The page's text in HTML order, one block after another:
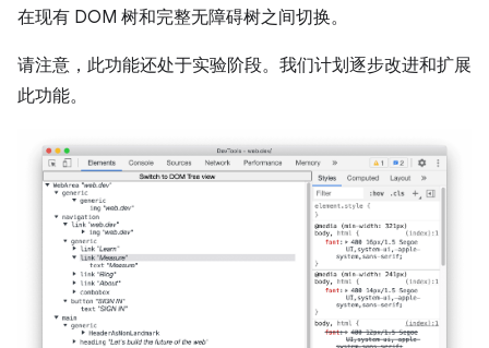
在现有 DOM 树和完整无障碍树之间切换。
请注意，此功能还处于实验阶段。我们计划逐步改进和扩展
此功能。